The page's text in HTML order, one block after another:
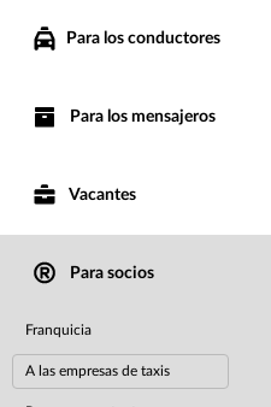
Para los conductores
Para los mensajeros
Vacantes
Para socios
Franquicia
A las empresas de taxis